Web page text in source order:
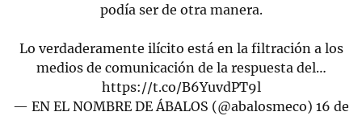
podía ser de otra manera.
Lo verdaderamente ilícito está en la filtración a los
medios de comunicación de la respuesta del…
https://t.co/B6YuvdPT9l
— EN EL NOMBRE DE ÁBALOS (@abalosmeco) 16 de